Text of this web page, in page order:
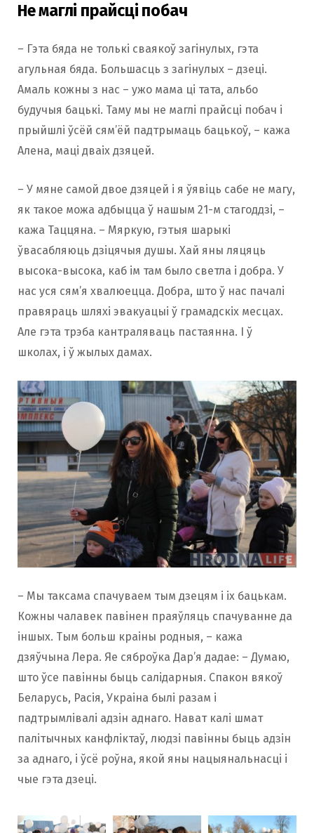
Не маглі прайсці побач
– Гэта бяда не толькі сваякоў загінулых, гэта
агульная бяда. Большасць з загінулых – дзеці.
Амаль кожны з нас – ужо мама ці тата, альбо
будучыя бацькі. Таму мы не маглі прайсці побач і
прыйшлі ўсёй сям’ёй падтрымаць бацькоў, – кажа
Алена, маці дваіх дзяцей.
– У мяне самой двое дзяцей і я ўявіць сабе не магу,
як такое можа адбыцца ў нашым 21-м стагоддзі, –
кажа Таццяна. – Мяркую, гэтыя шарыкі
ўвасабляюць дзіцячыя душы. Хай яны ляцяць
высока-высока, каб ім там было светла і добра. У
нас уся сям’я хвалюецца. Добра, што ў нас пачалі
правяраць шляхі эвакуацыі ў грамадскіх месцах.
Але гэта трэба кантраляваць пастаянна. І ў
школах, і ў жылых дамах.
– Мы таксама спачуваем тым дзецям і іх бацькам.
Кожны чалавек павінен праяўляць спачуванне да
іншых. Тым больш краіны родныя, – кажа
дзяўчына Лера. Яе сяброўка Дар’я дадае: – Думаю,
што ўсе павінны быць салідарныя. Спакон вякоў
Беларусь, Расія, Украіна былі разам і
падтрымлівалі адзін аднаго. Нават калі шмат
палітычных канфліктаў, людзі павінны быць адзін
за аднаго, і ўсё роўна, якой яны нацыянальнасці і
чые гэта дзеці.